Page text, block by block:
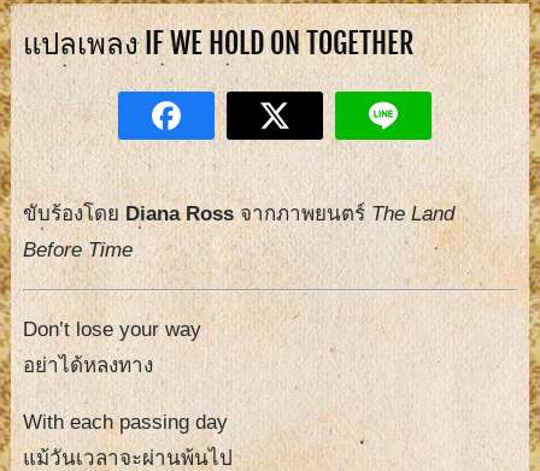
แปลเพลง IF WE HOLD ON TOGETHER
ขับร้องโดยDiana Rossจากภาพยนตร์ The Land
Before Time
Don’t lose your way
อย่าได้หลงทาง
With each passing day
แม้วันเวลาจะผ่านพ้นไป